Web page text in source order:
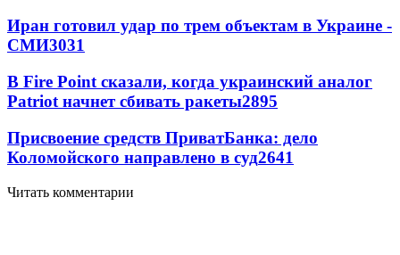
Иран готовил удар по трем объектам в Украине -
СМИ3031
В Fire Point сказали, когда украинский аналог
Patriot начнет сбивать ракеты2895
Присвоение средств ПриватБанка: дело
Коломойского направлено в суд2641
Читать комментарии